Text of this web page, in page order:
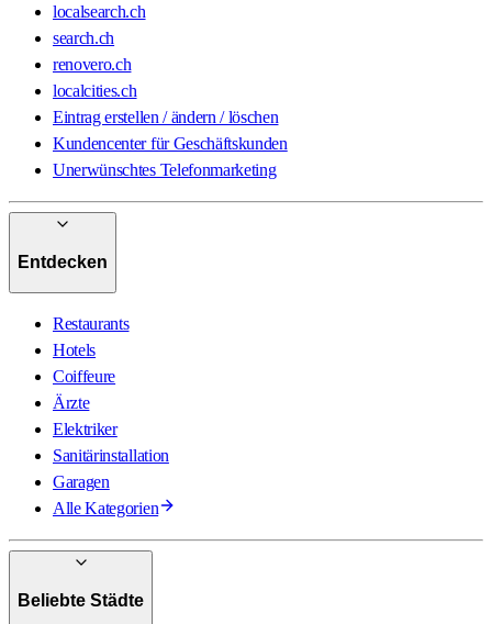
localsearch.ch
search.ch
renovero.ch
localcities.ch
Eintrag erstellen / ändern / löschen
Kundencenter für Geschäftskunden
Unerwünschtes Telefonmarketing
Entdecken
Restaurants
Hotels
Coiffeure
Ärzte
Elektriker
Sanitärinstallation
Garagen
Alle Kategorien
Beliebte Städte